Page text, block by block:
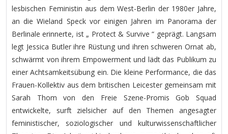
lesbischen Feministin aus dem West-Berlin der 1980er Jahre,
an die Wieland Speck vor einigen Jahren im Panorama der
Berlinale erinnerte, ist „ Protect & Survive “ geprägt. Langsam
legt Jessica Butler ihre Rüstung und ihren schweren Ornat ab,
schwärmt von ihrem Empowerment und lädt das Publikum zu
einer Achtsamkeitsübung ein. Die kleine Performance, die das
Frauen-Kollektiv aus dem britischen Leicester gemeinsam mit
Sarah Thom von den Freie Szene-Promis Gob Squad
entwickelte, surft zielsicher auf den Themen angesagter
feministischer, soziologischer und kulturwissenschaftlicher